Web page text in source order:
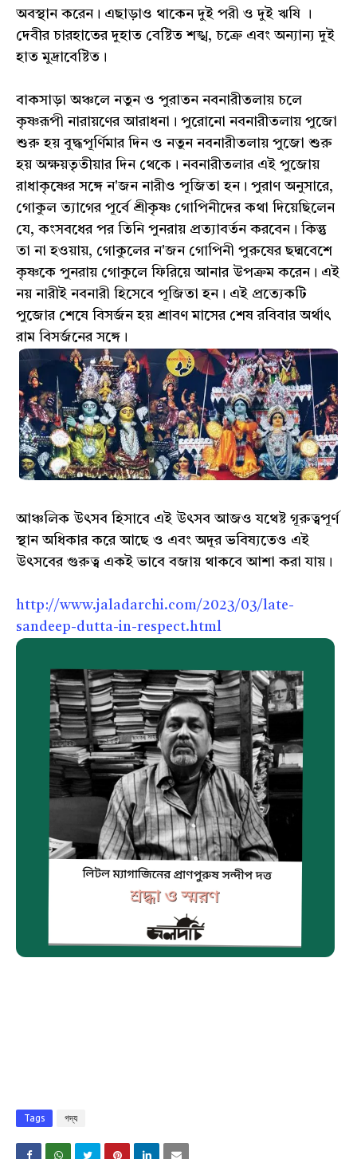
অবস্থান করেন। এছাড়াও থাকেন দুই পরী ও দুই ঋষি ।
দেবীর চারহাতের দুহাত বেষ্টিত শঙ্খ, চক্রে এবং অন্যান্য দুই
হাত মুদ্রাবেষ্টিত।
বাকসাড়া অঞ্চলে নতুন ও পুরাতন নবনারীতলায় চলে
কৃষ্ণরূপী নারায়ণের আরাধনা। পুরোনো নবনারীতলায় পুজো
শুরু হয় বুদ্ধপূর্ণিমার দিন ও নতুন নবনারীতলায় পুজো শুরু
হয় অক্ষয়তৃতীয়ার দিন থেকে। নবনারীতলার এই পুজোয়
রাধাকৃষ্ণের সঙ্গে ন'জন নারীও পূজিতা হন। পুরাণ অনুসারে,
গোকুল ত্যাগের পূর্বে শ্রীকৃষ্ণ গোপিনীদের কথা দিয়েছিলেন
যে, কংসবধের পর তিনি পুনরায় প্রত্যাবর্তন করবেন। কিন্তু
তা না হ‌ওয়ায়, গোকুলের ন'জন গোপিনী পুরুষের ছদ্মবেশে
কৃষ্ণকে পুনরায় গোকুলে ফিরিয়ে আনার উপক্রম করেন। এই
নয় নারীই নবনারী হিসেবে পূজিতা হন। এই প্রত্যেকটি
পুজোর শেষে বিসর্জন হয় শ্রাবণ মাসের শেষ রবিবার অর্থাৎ
রাম বিসর্জনের সঙ্গে।
আঞ্চলিক উৎসব হিসাবে এই উৎসব আজ‌ও যথেষ্ট গূরুত্বপূর্ণ
স্থান অধিকার করে আছে ও এবং অদূর ভবিষ্যতেও এই
উৎসবের গুরুত্ব এক‌ই ভাবে বজায় থাকবে আশা করা যায়।
http://www.jaladarchi.com/2023/03/late-
sandeep-dutta-in-respect.html
Tags গদ্য